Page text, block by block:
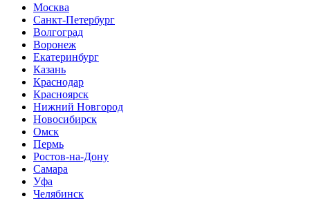
Москва
Санкт-Петербург
Волгоград
Воронеж
Екатеринбург
Казань
Краснодар
Красноярск
Нижний Новгород
Новосибирск
Омск
Пермь
Ростов-на-Дону
Самара
Уфа
Челябинск